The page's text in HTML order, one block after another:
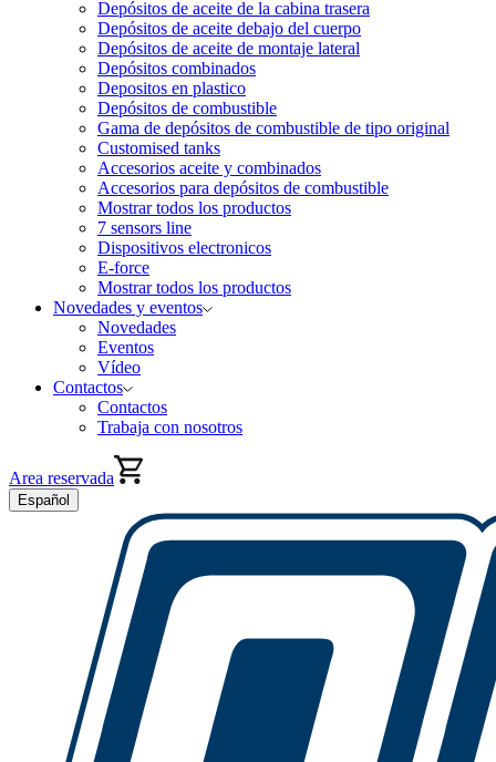
Depósitos de aceite de la cabina trasera
Depósitos de aceite debajo del cuerpo
Depósitos de aceite de montaje lateral
Depósitos combinados
Depositos en plastico
Depósitos de combustible
Gama de depósitos de combustible de tipo original
Customised tanks
Accesorios aceite y combinados
Accesorios para depósitos de combustible
Mostrar todos los productos
7 sensors line
Dispositivos electronicos
E-force
Mostrar todos los productos
Novedades y eventos
Novedades
Eventos
Vídeo
Contactos
Contactos
Trabaja con nosotros
Area reservada
Español